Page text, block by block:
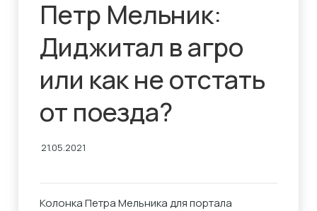
Петр Мельник:
Диджитал в агро
или как не отстать
от поезда?
21.05.2021
Колонка Петра Мельника для портала